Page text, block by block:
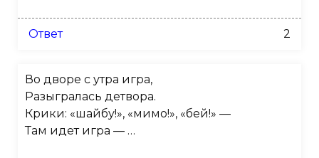
Ответ 2
Во дворе с утра игра,
Разыгралась детвора.
Крики: «шайбу!», «мимо!», «бей!» —
Там идет игра — …